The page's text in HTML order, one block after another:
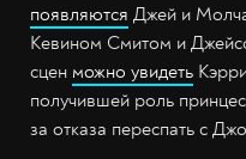
появляются Джей и
Кевином Смитом и
сцен можно увидеть
получившей роль
за отказа переспать с